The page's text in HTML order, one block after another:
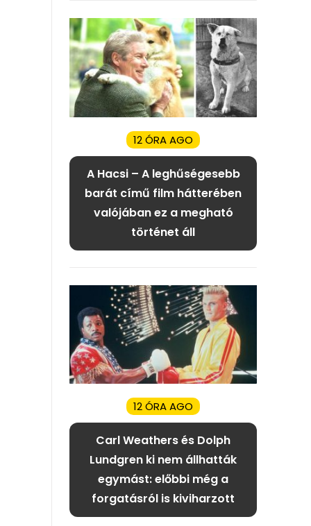
12 ÓRA AGO
A Hacsi – A leghűségesebb
barát című film hátterében
valójában ez a megható
történet áll
12 ÓRA AGO
Carl Weathers és Dolph
Lundgren ki nem állhatták
egymást: előbbi még a
forgatásról is kiviharzott